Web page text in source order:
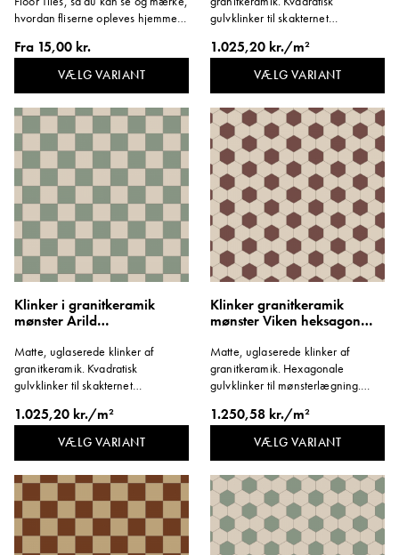
fordel med en smal fuge for et roligt og
sammenhængende udtryk. Med sine tekniske
egenskaber og sit diskrete design er
granitklinker et materiale, der både kan tåle at
hvordan fliserne opleves hjemme
Fra 15,00 kr.
VÆLG VARIANT
gulvklinker til skakternet
mm. Tykkelse 8 mm.
1.025,20 kr./m²
VÆLG VARIANT
Klinker i granitkeramik
mønster Arild
Matte, uglaserede klinker af
granitkeramik. Kvadratisk
gulvklinker til skakternet
mm. Tykkelse 8 mm.
1.025,20 kr./m²
VÆLG VARIANT
Klinker granitkeramik
mønster Viken heksagon
Matte, uglaserede klinker af
granitkeramik. Hexagonale
gulvklinker til mønsterlægning.
1.250,58 kr./m²
VÆLG VARIANT